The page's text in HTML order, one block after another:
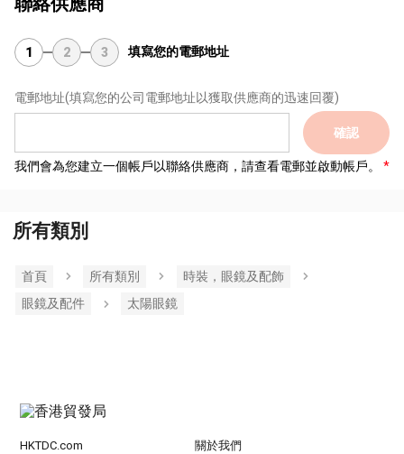
1 2 3 填寫您的電郵地址
電郵地址(填寫您的公司電郵地址以獲取供應商的迅速回覆)
確認
我們會為您建立一個帳戶以聯絡供應商，請查看電郵並啟動帳戶。
所有類別
首頁 所有類別
時裝，眼鏡及配飾
眼鏡及配件
太陽眼鏡
HKTDC.com 關於我們